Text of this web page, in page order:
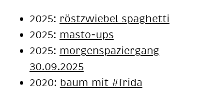
2025: röstzwiebel spaghetti
2025: masto-ups
2025: morgenspaziergang
30.09.2025
2020: baum mit #fri­da